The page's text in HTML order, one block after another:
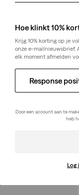
Hoe klinkt 10%
Krijg 10% korting op je
onze e-mailnieuwsbrief.
elk moment afmelden
Response
Door een account aan te
heb
Log